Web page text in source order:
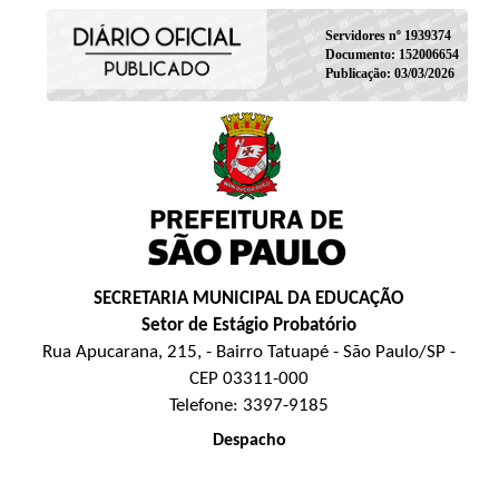
Servidores nº 1939374
Documento: 152006654
Publicação: 03/03/2026
SECRETARIA MUNICIPAL DA EDUCAÇÃO
Setor de Estágio Probatório
Rua Apucarana, 215, - Bairro Tatuapé - São Paulo/SP -
CEP 03311-000
Telefone: 3397-9185
Despacho